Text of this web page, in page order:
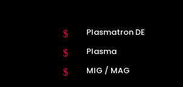
$ Plasmatron DE
$ Plasma
$ MIG / MAG